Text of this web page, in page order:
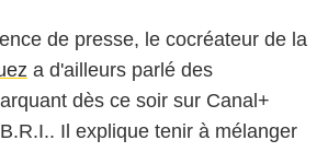
de presse, le cocréateur de la
a d'ailleurs parlé des
dès ce soir sur Canal+
Il explique tenir à mélanger